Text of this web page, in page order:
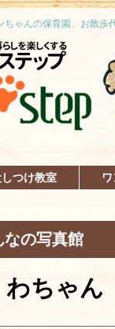
ゃんの保育園、お散歩
つけ教室
なの写真館
わちゃん